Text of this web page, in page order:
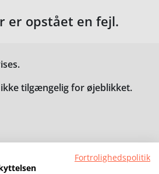
er opstået en fejl.
tilgængelig for øjeblikket.
Fortrolighedspolitik